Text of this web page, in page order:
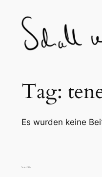
content
Tag:
Es wurden keine